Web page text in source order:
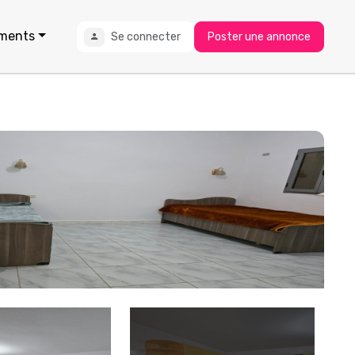
Se connecter Poster une annonce